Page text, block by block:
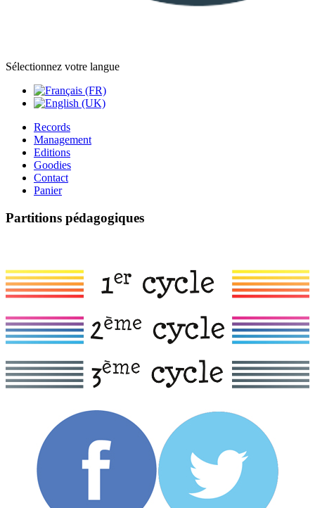
Sélectionnez votre langue
Records
Management
Editions
Goodies
Contact
Panier
Partitions pédagogiques